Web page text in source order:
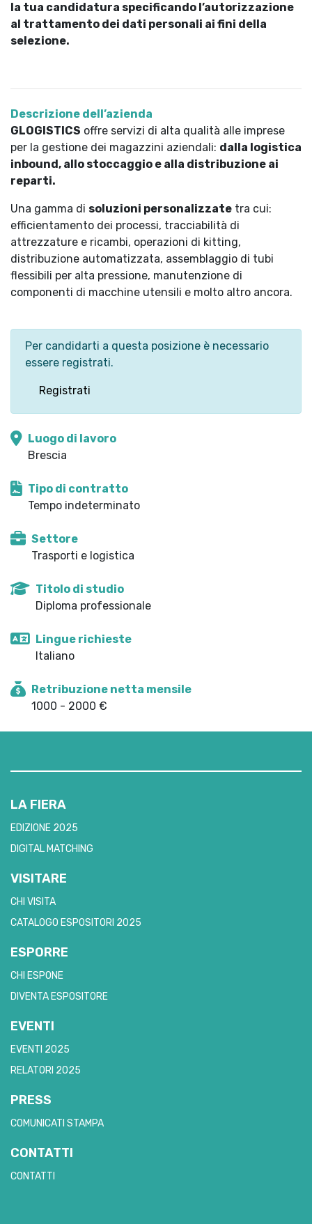
la tua candidatura specificando l’autorizzazione
al trattamento dei dati personali ai fini della
selezione.
Descrizione dell’azienda
GLOGISTICS offre servizi di alta qualità alle imprese
per la gestione dei magazzini aziendali: dalla logistica
inbound, allo stoccaggio e alla distribuzione ai
reparti.
Una gamma di soluzioni personalizzate tra cui:
efficientamento dei processi, tracciabilità di
attrezzature e ricambi, operazioni di kitting,
distribuzione automatizzata, assemblaggio di tubi
flessibili per alta pressione, manutenzione di
componenti di macchine utensili e molto altro ancora.
Per candidarti a questa posizione è necessario
essere registrati.
Registrati
Luogo di lavoro
Brescia
Tipo di contratto
Tempo indeterminato
Settore
Trasporti e logistica
Titolo di studio
Diploma professionale
Lingue richieste
Italiano
Retribuzione netta mensile
1000 - 2000 €
LA FIERA
EDIZIONE 2025
DIGITAL MATCHING
VISITARE
CHI VISITA
CATALOGO ESPOSITORI 2025
ESPORRE
CHI ESPONE
DIVENTA ESPOSITORE
EVENTI
EVENTI 2025
RELATORI 2025
PRESS
COMUNICATI STAMPA
CONTATTI
CONTATTI